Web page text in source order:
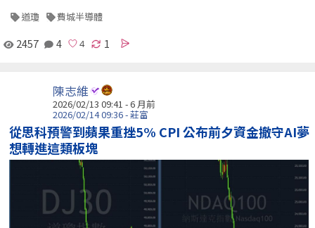
道瓊 費城半導體
2457 4 1
陳志維
2026/02/13 09:41 - 6 月前
2026/02/14 09:36 - 莊富
從思科預警到蘋果重挫5% CPI 公布前夕資金撤守AI夢
想轉進這類板塊